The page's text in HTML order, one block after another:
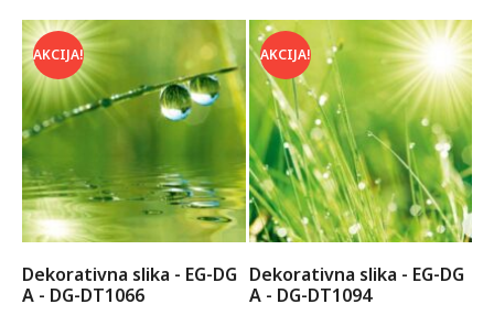
AKCIJA!
Dekorativna slika - EG-DG
A - DG-DT1066
AKCIJA!
Dekorativna slika - EG-DG
A - DG-DT1094